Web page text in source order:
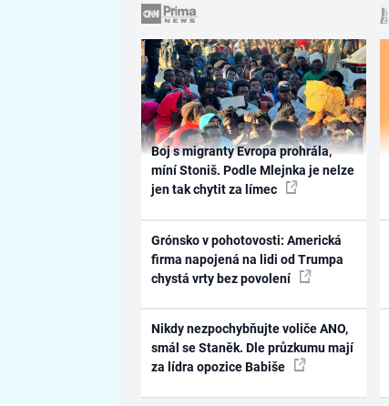
Boj s migranty Evropa prohrála,
míní Stoniš. Podle Mlejnka je nelze
jen tak chytit za límec
Grónsko v pohotovosti: Americká
firma napojená na lidi od Trumpa
chystá vrty bez povolení
Nikdy nezpochybňujte voliče ANO,
smál se Staněk. Dle průzkumu mají
za lídra opozice Babiše